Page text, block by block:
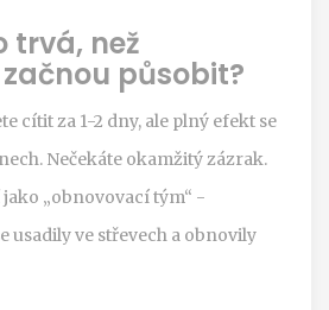
trvá, než
působit?
cítit za 1-2 dny, ale plný efekt se
Nečekáte okamžitý zázrak.
„obnovovací tým“ -
usadily ve střevech a obnovily